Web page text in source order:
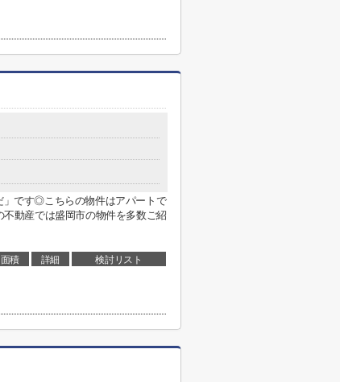
」です◎こちらの物件はアパートで
動産では盛岡市の物件を多数ご紹
面積 詳細 検討リスト